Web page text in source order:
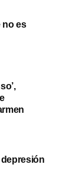
no es
depresión